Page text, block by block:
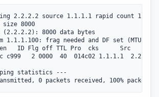
ping 2.2.2.2 source 1.1.1.1 rapid count 1 do-
size 8000
(2.2.2.2): 8000 data bytes
1.1.1.100: frag needed and DF set (MTU
ID Flg off TTL Pro  cks      Src     Dst
c999   2 0000  40  014c02 1.1.1.1  2.2.2.2
statistics ---
0 packets received, 100% packet